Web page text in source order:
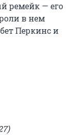
ремейк — его
в нем
Перкинс и